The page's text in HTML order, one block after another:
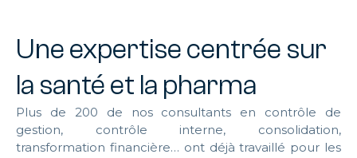
Une expertise centrée sur
la santé et la pharma
Plus de 200 de nos consultants en contrôle de
gestion, contrôle interne, consolidation,
transformation financière… ont déjà travaillé pour les